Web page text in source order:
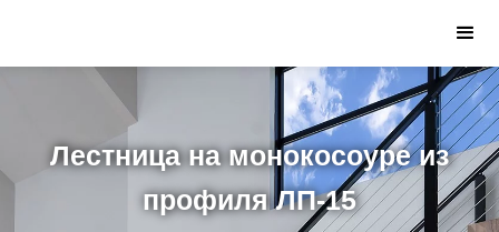
Лестница на монокосоуре из
профиля ЛП-15